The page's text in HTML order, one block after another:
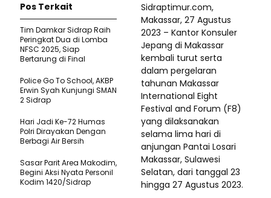
Sidraptimur.com,
Makassar, 27 Agustus
2023 – Kantor Konsuler
Jepang di Makassar
kembali turut serta
dalam pergelaran
tahunan Makassar
International Eight
Festival and Forum (F8)
yang dilaksanakan
selama lima hari di
anjungan Pantai Losari
Makassar, Sulawesi
Selatan, dari tanggal 23
hingga 27 Agustus 2023.
Pos Terkait
Tim Damkar Sidrap Raih
Peringkat Dua di Lomba
NFSC 2025, Siap
Bertarung di Final
Police Go To School, AKBP
Erwin Syah Kunjungi SMAN
2 Sidrap
Hari Jadi Ke-72 Humas
Polri Dirayakan Dengan
Berbagi Air Bersih
Sasar Parit Area Makodim,
Begini Aksi Nyata Personil
Kodim 1420/Sidrap